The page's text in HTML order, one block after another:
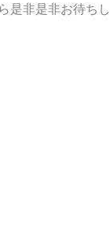
是非是非お待ちし